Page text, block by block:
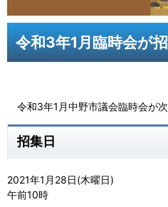
令和3年1月臨時会が
令和3年1月中野市議会臨時会が次
招集日
2021年1月28日(木曜日)
午前10時